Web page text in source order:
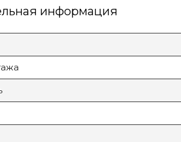
информация